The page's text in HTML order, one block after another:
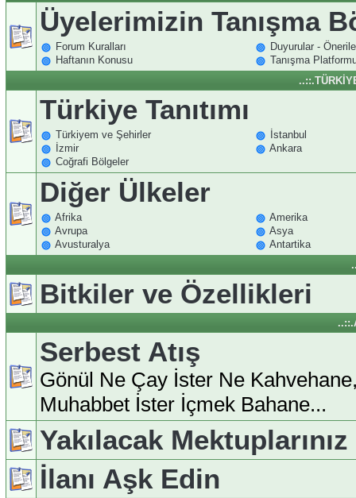
Üyelerimizin Tanışma
Forum Kuralları
Duyurular -
Haftanın Konusu
Tanışma
Türkiye Tanıtımı
Türkiyem ve Şehirler
İstanbul
İzmir
Ankara
Coğrafi Bölgeler
Diğer Ülkeler
Afrika
Amerika
Avrupa
Asya
Avusturalya
Antartika
Bitkiler ve Özellikleri
Serbest Atış
Gönül Ne Çay İster Ne
Muhabbet İster İçmek Bahane...
Yakılacak Mektuplarınız
İlanı Aşk Edin